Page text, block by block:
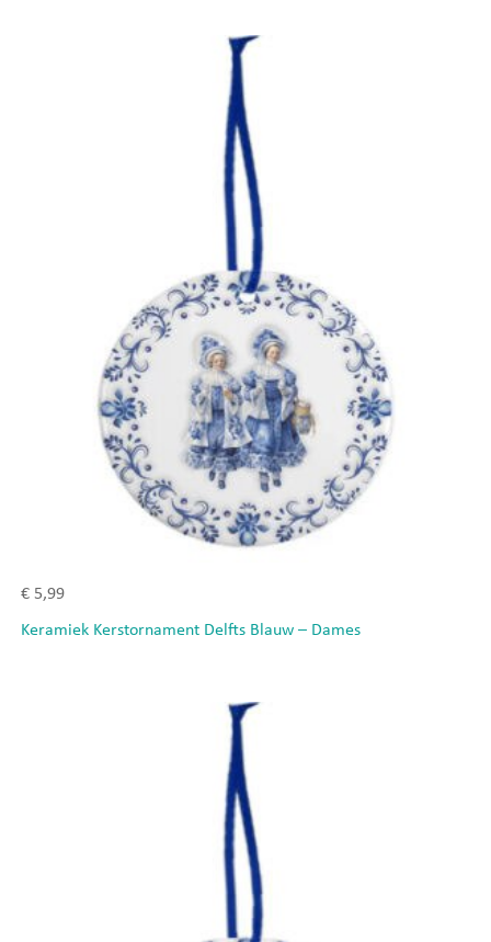
€5,99
Keramiek Kerstornament Delfts Blauw – Dames